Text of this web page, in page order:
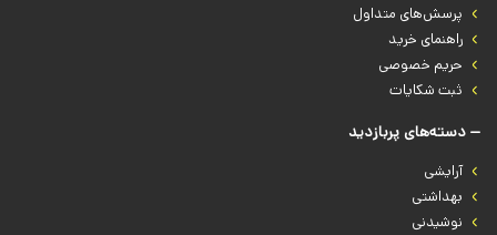
پرسش‌های متداول
راهنمای خرید
حریم خصوصی
ثبت شکایات
دسته‌های پربازدید
آرایشی
بهداشتی
نوشیدنی